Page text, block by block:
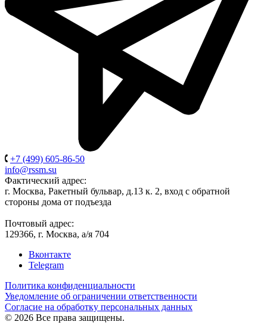
+7 (499) 605-86-50
info@rssm.su
Фактический адрес:
г. Москва, Ракетный бульвар, д.13 к. 2, вход с обратной
стороны дома от подъезда
Почтовый адрес:
129366, г. Москва, а/я 704
Вконтакте
Telegram
Политика конфиденциальности
Уведомление об ограничении ответственности
Согласие на обработку персональных данных
© 2026 Все права защищены.